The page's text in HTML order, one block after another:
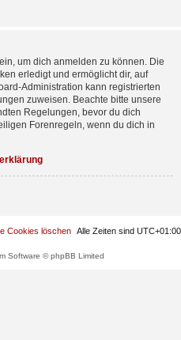
um dich anmelden zu können. Die
erledigt und ermöglicht dir, auf
Administration kann registrierten
zuweisen. Beachte bitte unsere
Regelungen, bevor du dich
Forenregeln, wenn du dich in
Alle Zeiten sind UTC+01:00
Cookies löschen
Software © phpBB Limited